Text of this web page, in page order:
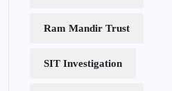
Ram Mandir Trust
SIT Investigation